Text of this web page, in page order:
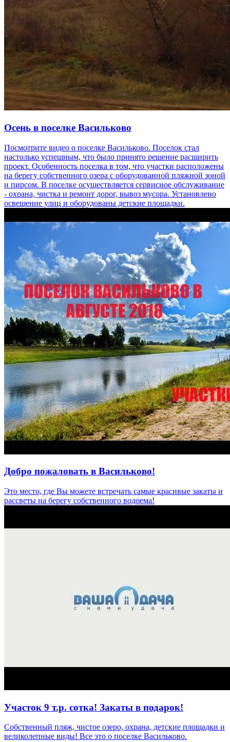
Осень в поселке Васильково
Посмотрите видео о поселке Васильково. Поселок стал
настолько успешным, что было принято решение расширить
проект. Особенность поселка в том, что участки расположены
на берегу собственного озера с оборудованной пляжной зоной
и пирсом. В поселке осуществляется сервисное обслуживание
- охрана, чистка и ремонт дорог, вывоз мусора. Установлено
освещение улиц и оборудованы детские площадки.
Добро пожаловать в Васильково!
Это место, где Вы можете встречать самые красивые закаты и
рассветы на берегу собственного водоема!
Участок 9 т.р. сотка! Закаты в подарок!
Собственный пляж, чистое озеро, охрана, детские площадки и
великолепные виды! Все это о поселке Васильково.